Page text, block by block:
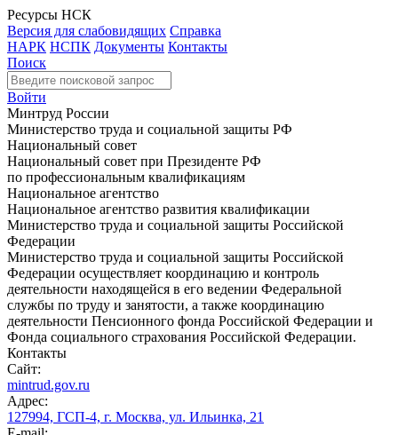
Ресурсы НСК
Версия для слабовидящих Справка
НАРК НСПК Документы Контакты
Поиск
Войти
Минтруд России
Министерство труда и социальной защиты РФ
Национальный совет
Национальный совет при Президенте РФ
по профессиональным квалификациям
Национальное агентство
Национальное агентство развития квалификации
Министерство труда и социальной защиты Российской
Федерации
Министерство труда и социальной защиты Российской
Федерации осуществляет координацию и контроль
деятельности находящейся в его ведении Федеральной
службы по труду и занятости, а также координацию
деятельности Пенсионного фонда Российской Федерации и
Фонда социального страхования Российской Федерации.
Контакты
Сайт:
mintrud.gov.ru
Адрес:
127994, ГСП-4, г. Москва, ул. Ильинка, 21